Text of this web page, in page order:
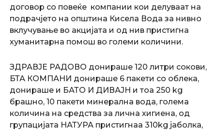
договор со повеќе компании кои делуваат на
подрачјето на општина Кисела Вода за нивно
вклучување во акцијата и од нив пристигна
хуманитарна помош во големи количини.
ЗДРАВЈЕ РАДОВО донираше 120 литри сокови,
БТА КОМПАНИ донираше 6 пакети со облека,
донираше и БАТО И ДИВАЈН и тоа 250 kg
брашно, 10 пакети минерална вода, голема
количина на средства за лична хигиена, од
групацијата НАТУРА пристигнаа 310kg јаболка,